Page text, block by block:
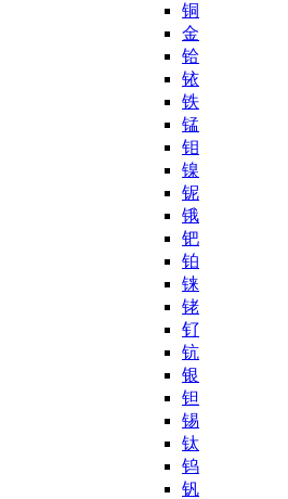
铜
金
铪
铱
铁
锰
钼
镍
铌
锇
钯
铂
铼
铑
钌
钪
银
钽
锡
钛
钨
钒